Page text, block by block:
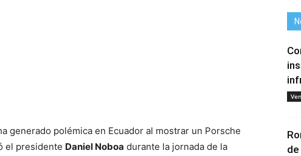
generado polémica en Ecuador al mostrar un Porsche
el presidente Daniel Noboa durante la jornada de la